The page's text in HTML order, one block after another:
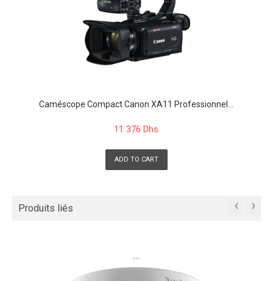
Caméscope Compact Canon XA11 Professionnel...
11 376 Dhs
ADD TO CART
Produits liés ‹ ›
```